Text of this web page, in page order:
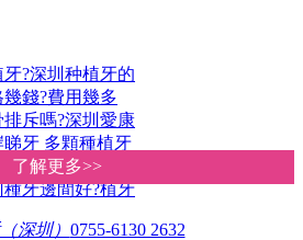
了解更多>>
了解更多>>
?深圳种植牙的
錢?費用幾多
斥嗎?深圳愛康
牙 多顆種植牙
睇牙醫種植牙收費
牙邊間好?植牙
深圳） 0755-6130 2632